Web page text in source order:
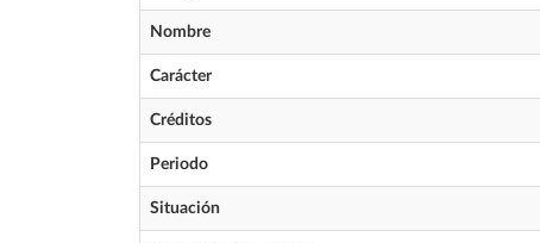
Nombre
Carácter
Créditos
Periodo
Situación